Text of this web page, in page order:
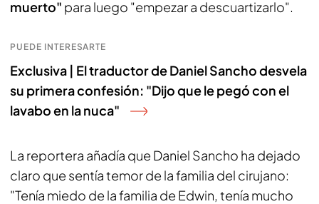
muerto" para luego "empezar a descuartizarlo".
PUEDE INTERESARTE
Exclusiva | El traductor de Daniel Sancho desvela
su primera confesión: "Dijo que le pegó con el
lavabo en la nuca"
La reportera añadía que Daniel Sancho ha dejado
claro que sentía temor de la familia del cirujano:
"Tenía miedo de la familia de Edwin, tenía mucho